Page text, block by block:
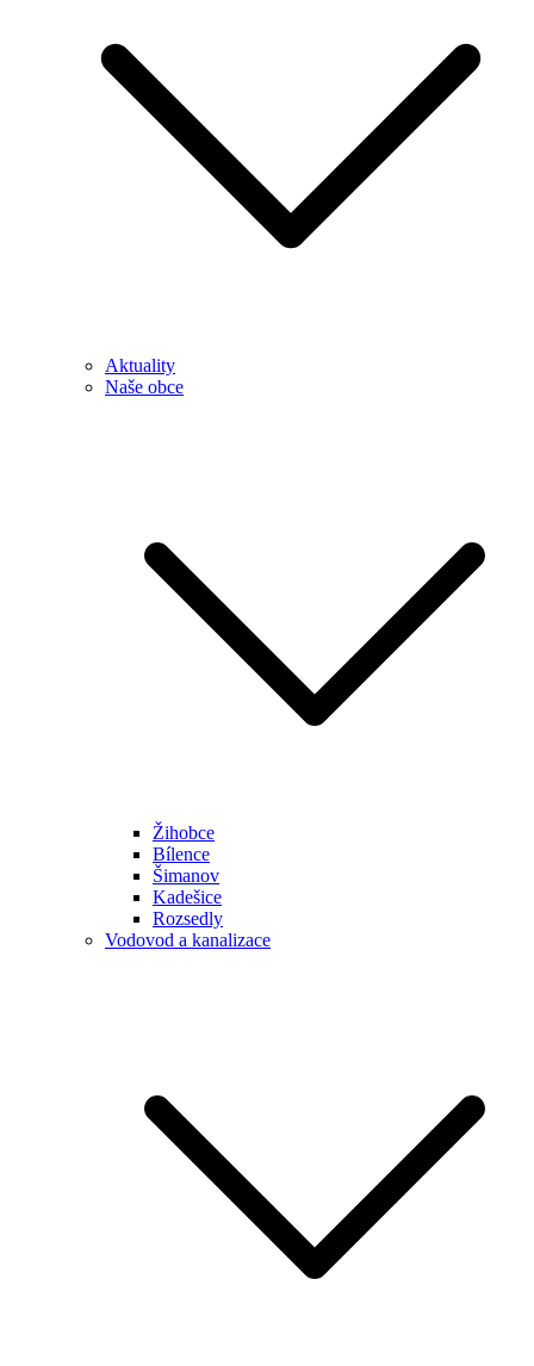
Aktuality
Naše obce
Žihobce
Bílence
Šimanov
Kadešice
Rozsedly
Vodovod a kanalizace